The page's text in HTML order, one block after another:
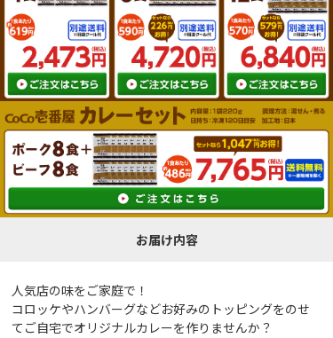
お届け内容
人気店の味をご家庭で！
コロッケやハンバーグなどお好みのトッピングをのせ
てご自宅でオリジナルカレーを作りませんか？